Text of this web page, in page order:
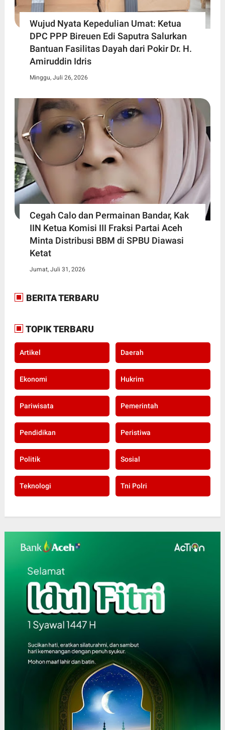
Wujud Nyata Kepedulian Umat: Ketua
DPC PPP Bireuen Edi Saputra Salurkan
Bantuan Fasilitas Dayah dari Pokir Dr. H.
Amiruddin Idris
Minggu, Juli 26, 2026
Cegah Calo dan Permainan Bandar, Kak
IIN Ketua Komisi III Fraksi Partai Aceh
Minta Distribusi BBM di SPBU Diawasi
Ketat
Jumat, Juli 31, 2026
BERITA TERBARU
TOPIK TERBARU
Artikel Daerah
Ekonomi Hukrim
Pariwisata Pemerintah
Pendidikan Peristiwa
Politik Sosial
Teknologi Tni Polri